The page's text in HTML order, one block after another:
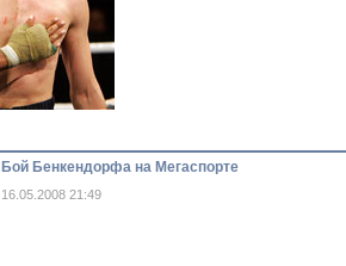
Бой Бенкендорфа на Мегаспорте
16.05.2008 21:49